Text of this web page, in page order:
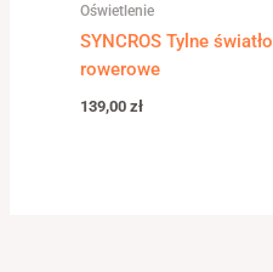
Oświetlenie
SYNCROS Tylne światło
rowerowe
139,00zł